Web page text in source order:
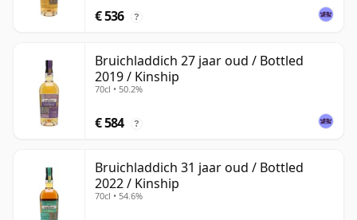
€ 536 ?
Bruichladdich 27 jaar oud / Bottled
2019 / Kinship
70cl • 50.2%
€ 584 ?
Bruichladdich 31 jaar oud / Bottled
2022 / Kinship
70cl • 54.6%